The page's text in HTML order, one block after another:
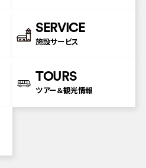
SERVICE
施設サービス
TOURS
ツアー＆観光情報